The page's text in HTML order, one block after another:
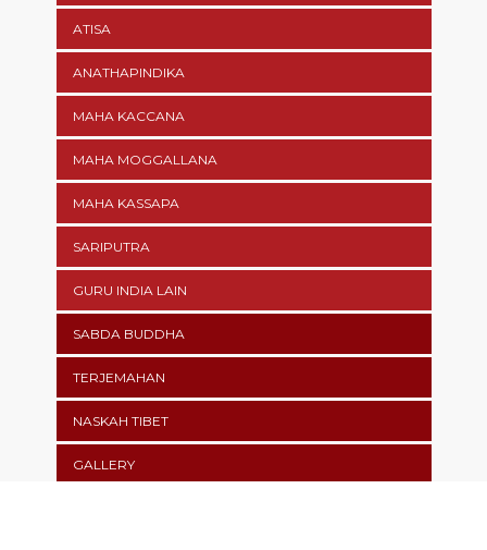
ATISA
ANATHAPINDIKA
MAHA KACCANA
MAHA MOGGALLANA
MAHA KASSAPA
SARIPUTRA
GURU INDIA LAIN
SABDA BUDDHA
TERJEMAHAN
NASKAH TIBET
GALLERY